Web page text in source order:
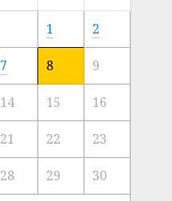
Artis
Kota
23/11/2024
0
1 2
7 8 9
14 15 16
21 22 23
28 29 30